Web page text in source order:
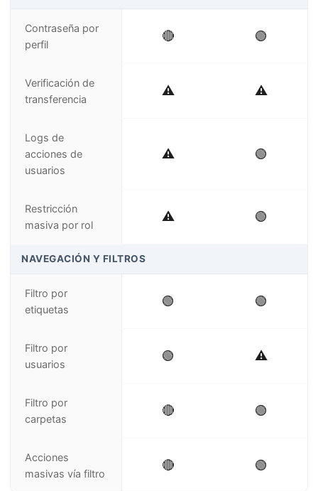
Contraseña por
perfil
🔴 🟢
Verificación de
transferencia
⚠️ ⚠️
Logs de
acciones de
usuarios
⚠️ 🟢
Restricción
masiva por rol
⚠️ 🟢
NAVEGACIÓN Y FILTROS
Filtro por
etiquetas
🟢 🟢
Filtro por
usuarios
🟢 ⚠️
Filtro por
carpetas
🔴 🟢
Acciones
masivas vía filtro
🔴 🟢